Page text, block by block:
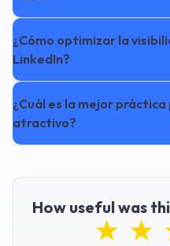
¿Cómo optimizar la
LinkedIn?
¿Cuál es la mejor
atractivo?
How useful was